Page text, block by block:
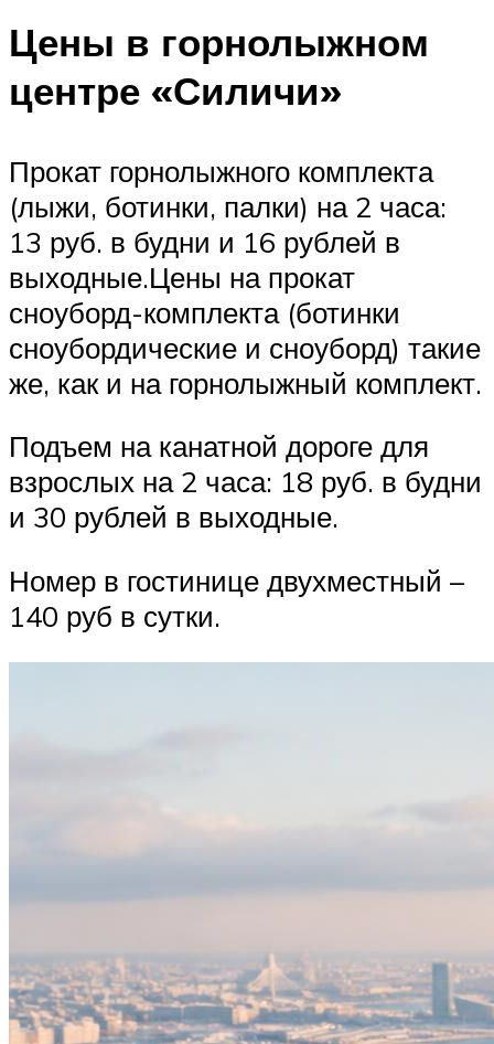
Цены в горнолыжном
центре «Силичи»
Прокат горнолыжного комплекта
(лыжи, ботинки, палки) на 2 часа:
13 руб. в будни и 16 рублей в
выходные.Цены на прокат
сноуборд-комплекта (ботинки
сноубордические и сноуборд) такие
же, как и на горнолыжный комплект.
Подъем на канатной дороге для
взрослых на 2 часа: 18 руб. в будни
и 30 рублей в выходные.
Номер в гостинице двухместный –
140 руб в сутки.